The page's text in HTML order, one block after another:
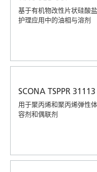
基于有机物改性片状硅酸
护理应用中的油相与溶剂
SCONA TSPPR
用于聚丙烯和聚丙烯弹性
容剂和偶联剂